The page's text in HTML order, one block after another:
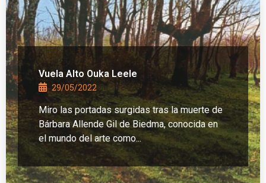
Vuela Alto Ouka Leele
29/05/2022
Miro las portadas surgidas tras la muerte de
Bárbara Allende Gil de Biedma, conocida en
el mundo del arte como...